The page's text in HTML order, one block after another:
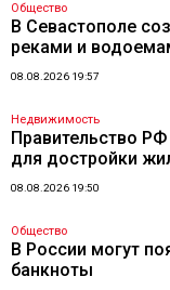
Общество
В Севастополе
реками и
08.08.2026 19:57
Недвижимость
Правительство РФ
для достройки
08.08.2026 19:50
Общество
В России могут
банкноты